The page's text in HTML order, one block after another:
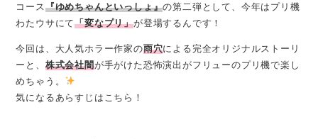
コース『ゆめちゃんといっしょ』の第二弾として、今年はプリ機
わたウサにて「変なプリ」が登場するんです！
今回は、大人気ホラー作家の雨穴による完全オリジナルストーリ
ーと、 株式会社闇が手がけた恐怖演出がフリューのプリ機で楽し
めちゃう。
気になるあらすじはこちら！